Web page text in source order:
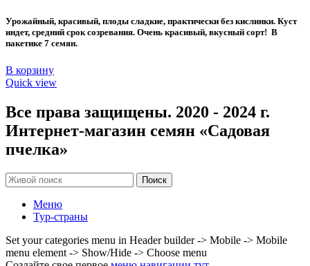
составляла
60 ₽.
30 ₽.
Урожайный, красивый, плоды сладкие, практически без кислинки. Куст
индет, средний срок созревания. Очень красивый, вкусный сорт! В
пакетике 7 семян.
В корзину
Quick view
Все права защищены. 2020 - 2024 г.
Интернет-магазин семян «Садовая
пчелка»
Поиск
Меню
Тур-страны
Set your categories menu in Header builder -> Mobile -> Mobile
menu element -> Show/Hide -> Choose menu